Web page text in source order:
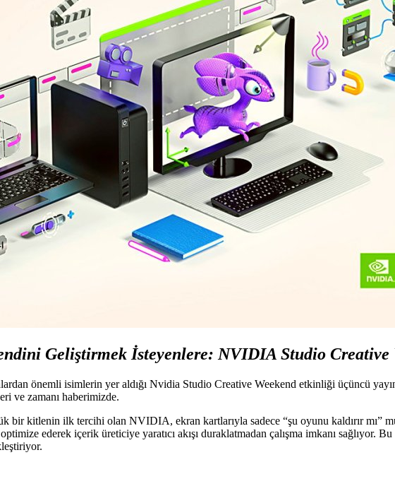
Geliştirmek İsteyenlere: NVIDIA Studio Creative
önemli isimlerin yer aldığı Nvidia Studio Creative Weekend etkinliği üçüncü
ve zamanı haberimizde.
bir kitlenin ilk tercihi olan NVIDIA, ekran kartlarıyla sadece “şu oyunu kaldırır
ederek içerik üreticiye yaratıcı akışı duraklatmadan çalışma imkanı